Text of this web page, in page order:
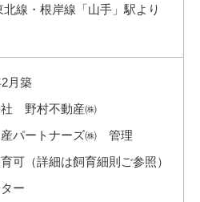
北線・根岸線「山手」駅より
2月築
社 野村不動産㈱
産パートナーズ㈱ 管理
可（詳細は飼育細則ご参照）
ー